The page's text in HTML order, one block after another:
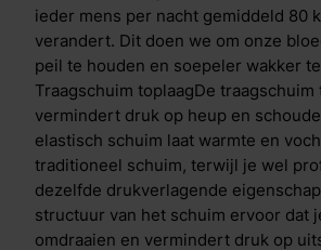
met behulp van actieve probiotica.
heeft een dubbele werking die zorgt
&eacute;n blijvende
eerste contact ervaar je direct
een comfortabel koel bed. Heb je het
bed? Dan treedt het tweede proces
en warmte worden daarbij direct
afgevoerd. Hoe warmer het wordt,
verdamping er plaatsvindt. Anti-allergene en
temperatuur regulerende coating
ieder mens per nacht gemiddeld 80
verandert. Dit doen we om onze
peil te houden en soepeler wakker
Traagschuim toplaagDe traagschuim
vermindert druk op heup en
elastisch schuim laat warmte en
traditioneel schuim, terwijl je wel
dezelfde drukverlagende
structuur van het schuim ervoor dat
omdraaien en vermindert druk op